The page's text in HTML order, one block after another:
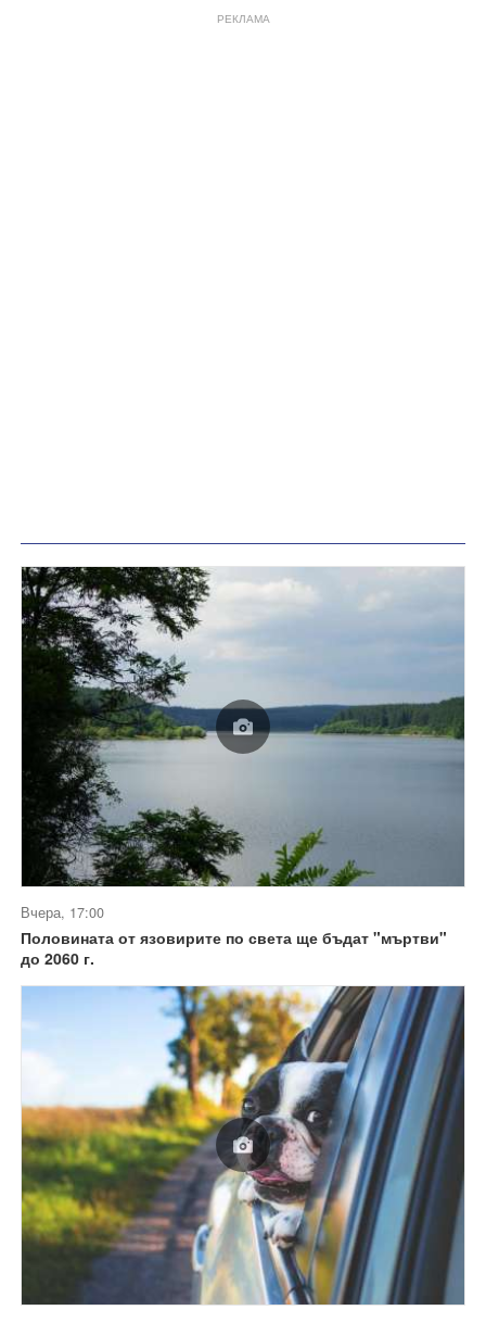
РЕКЛАМА
Вчера, 17:00
Половината от язовирите по света ще бъдат "мъртви"
до 2060 г.